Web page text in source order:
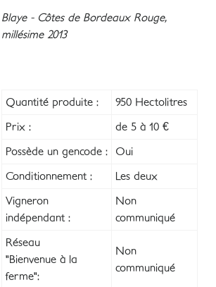
Blaye - Côtes de Bordeaux Rouge,
millésime 2013
Quantité produite : 950 Hectolitres
Prix : de 5 à 10 €
Possède un gencode : Oui
Conditionnement : Les deux
Vigneron
indépendant :
Non
communiqué
Réseau
"Bienvenue à la
ferme":
Non
communiqué